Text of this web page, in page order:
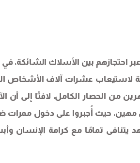
احتجازهم بين الأسلاك الشائكة،
لاستيعاب عشرات آلاف الأشخاص
من الحصار الكامل، لافتًا إلى أن
حيث أُجبروا على دخول ممرات
تمامًا مع كرامة الإنسان